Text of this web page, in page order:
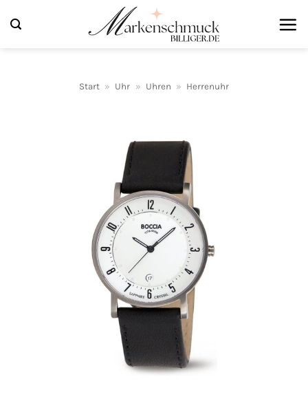
Inhalt
Start » Uhr » Uhren » Herrenuhr